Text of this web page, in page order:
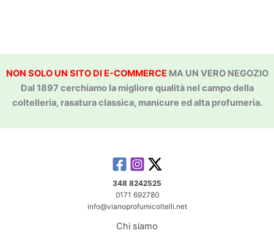
NON SOLO UN SITO DI E-COMMERCE MA UN VERO NEGOZIO
Dal 1897 cerchiamo la migliore qualità nel campo della
coltelleria, rasatura classica, manicure ed alta profumeria.
348 8242525
0171 692780
info@vianoprofumicoltelli.net
Chi siamo